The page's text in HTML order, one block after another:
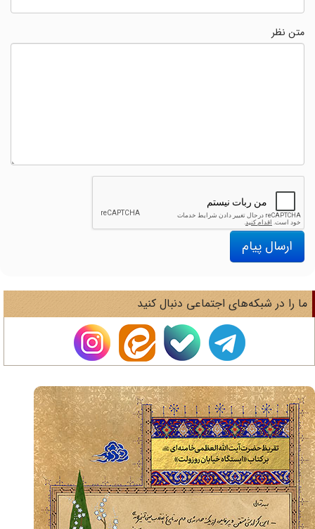
متن نظر
ارسال پیام
را در شبکه‌های اجتماعی دنبال کنید